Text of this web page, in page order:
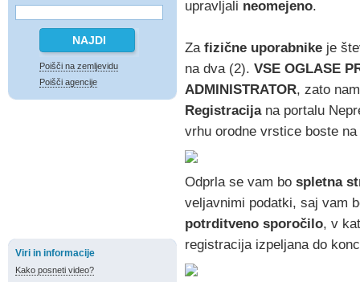
Poišči na zemljevidu
Poišči agencije
Viri in informacije
Kako posneti video?
upravljali neomejeno.
Za fizične uporabnike je
na dva (2). VSE OGLASE
ADMINISTRATOR, zato
Registracijana portalu
vrhu orodne vrstice boste
Odprla se vam bo spletna
veljavnimi podatki, saj vam
potrditveno sporočilo, v
registracija izpeljana do